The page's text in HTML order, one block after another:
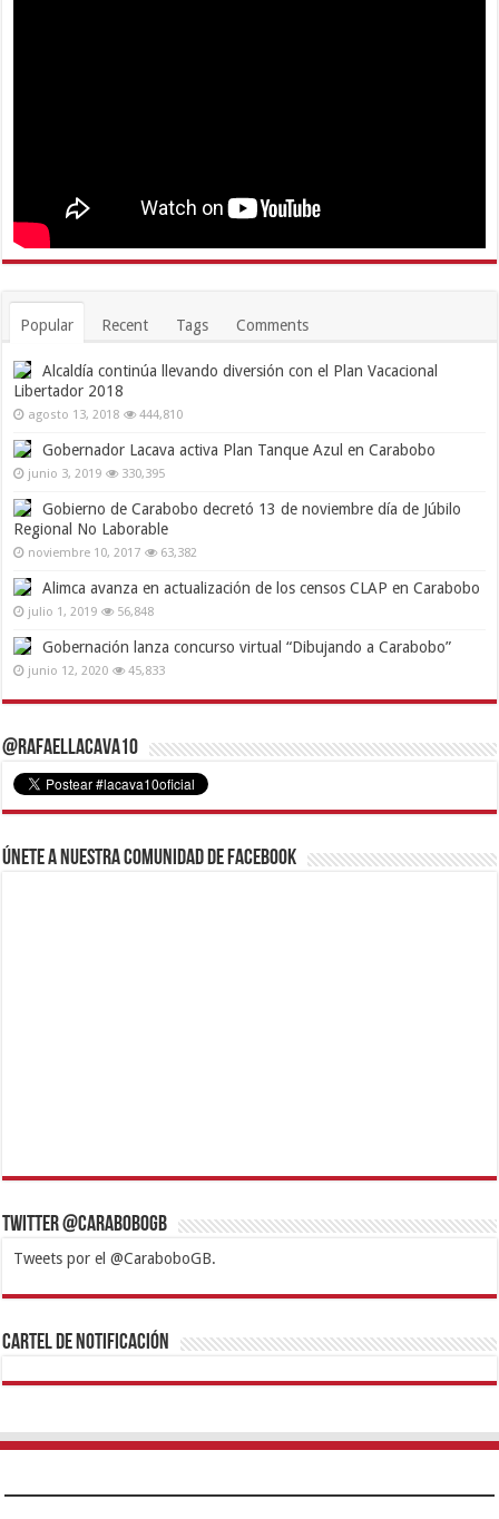
Popular Recent Tags Comments
Alcaldía continúa llevando diversión con el Plan Vacacional
Libertador 2018
agosto 13, 2018 444,810
Gobernador Lacava activa Plan Tanque Azul en Carabobo
junio 3, 2019 330,395
Gobierno de Carabobo decretó 13 de noviembre día de Júbilo
Regional No Laborable
noviembre 10, 2017 63,382
Alimca avanza en actualización de los censos CLAP en Carabobo
julio 1, 2019 56,848
Gobernación lanza concurso virtual “Dibujando a Carabobo”
junio 12, 2020 45,833
@RafaelLacava10
Únete a nuestra comunidad de Facebook
Twitter @CaraboboGB
Tweets por el @CaraboboGB.
1xbetBetturkeyBetistKralbetSupertotobetTipobetMatadorbetMariobet
https://mvbcasino.com/
Cartel de Notificación